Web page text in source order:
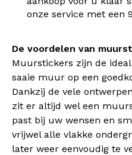
onze service met een
De voordelen van
Muurstickers zijn de
saaie muur op een
Dankzij de vele
zit er altijd wel een
past bij uw wensen en
vrijwel alle vlakke
later weer eenvoudig te